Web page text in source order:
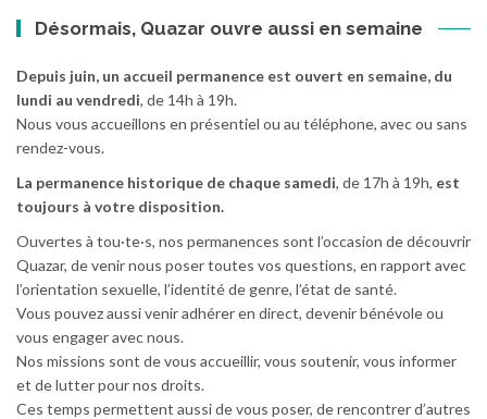
Désormais, Quazar ouvre aussi en semaine
Depuis juin, un accueil permanence est ouvert en semaine, du
lundi au vendredi, de 14h à 19h.
Nous vous accueillons en présentiel ou au téléphone, avec ou sans
rendez-vous.
La permanence historique de chaque samedi, de 17h à 19h, est
toujours à votre disposition.
Ouvertes à tou·te·s, nos permanences sont l’occasion de découvrir
Quazar, de venir nous poser toutes vos questions, en rapport avec
l’orientation sexuelle, l’identité de genre, l’état de santé.
Vous pouvez aussi venir adhérer en direct, devenir bénévole ou
vous engager avec nous.
Nos missions sont de vous accueillir, vous soutenir, vous informer
et de lutter pour nos droits.
Ces temps permettent aussi de vous poser, de rencontrer d’autres